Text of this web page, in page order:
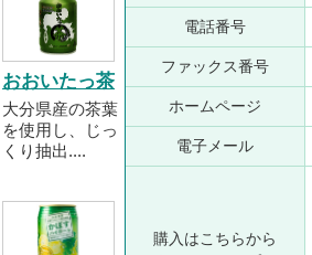
おおいたっ茶
大分県産の茶葉
を使用し、じっ
くり抽出....
電話番号
ファックス番号
ホームページ
電子メール
購入はこちらから